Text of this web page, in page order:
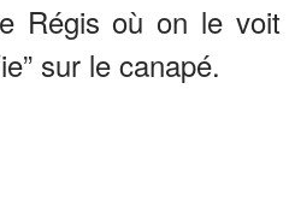
Régis où on le voit
sur le canapé.